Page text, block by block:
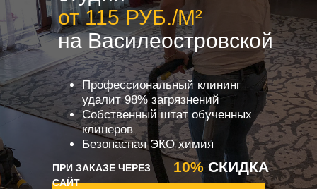
ПРИ ЗАКАЗЕ ЧЕРЕЗ
САЙТ
Профессиональный клининг
удалит 98% загрязнений
Собственный штат обученных
клинеров
Безопасная ЭКО химия
10% СКИДКА
от 115 РУБ./М²
на Василеостровской